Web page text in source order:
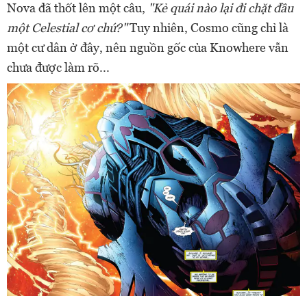
Nova đã thốt lên một câu, "Kẻ quái nào lại đi chặt đầu
một Celestial cơ chứ?"Tuy nhiên, Cosmo cũng chỉ là
một cư dân ở đây, nên nguồn gốc của Knowhere vẫn
chưa được làm rõ...